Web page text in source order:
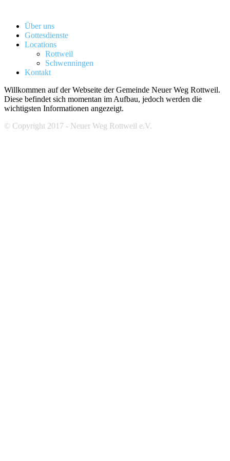
Über uns
Gottesdienste
Locations
Rottweil
Schwenningen
Kontakt
Willkommen auf der Webseite der Gemeinde Neuer Weg Rottweil.
Diese befindet sich momentan im Aufbau, jedoch werden die
wichtigsten Informationen angezeigt.
© Copyright 2017 - Neuer Weg Rottweil e.V.